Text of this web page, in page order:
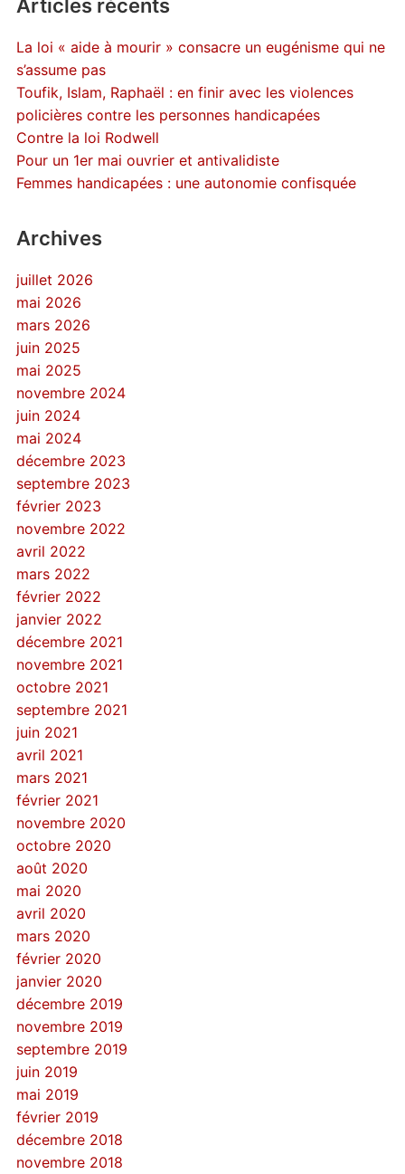
Articles récents
La loi « aide à mourir » consacre un eugénisme qui ne
s’assume pas
Toufik, Islam, Raphaël : en finir avec les violences
policières contre les personnes handicapées
Contre la loi Rodwell
Pour un 1er mai ouvrier et antivalidiste
Femmes handicapées : une autonomie confisquée
Archives
juillet 2026
mai 2026
mars 2026
juin 2025
mai 2025
novembre 2024
juin 2024
mai 2024
décembre 2023
septembre 2023
février 2023
novembre 2022
avril 2022
mars 2022
février 2022
janvier 2022
décembre 2021
novembre 2021
octobre 2021
septembre 2021
juin 2021
avril 2021
mars 2021
février 2021
novembre 2020
octobre 2020
août 2020
mai 2020
avril 2020
mars 2020
février 2020
janvier 2020
décembre 2019
novembre 2019
septembre 2019
juin 2019
mai 2019
février 2019
décembre 2018
novembre 2018